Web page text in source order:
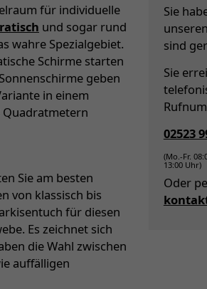
für individuelle
und sogar rund
wahre Spezialgebiet.
Schirme starten
geben
in einem
Quadratmetern
Sie am besten
von klassisch bis
für diesen
Es zeichnet sich
die Wahl zwischen
auffälligen
Sie
sind
Sie
02523
(Mo.-Fr.
13:00 Uhr)
Oder